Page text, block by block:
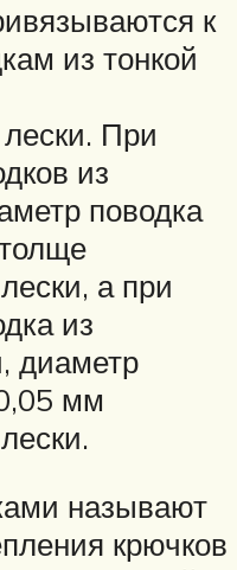
к
из тонкой
При
из
поводка
а при
из
диаметр
мм
называют
крючков